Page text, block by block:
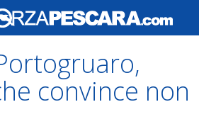
convince non